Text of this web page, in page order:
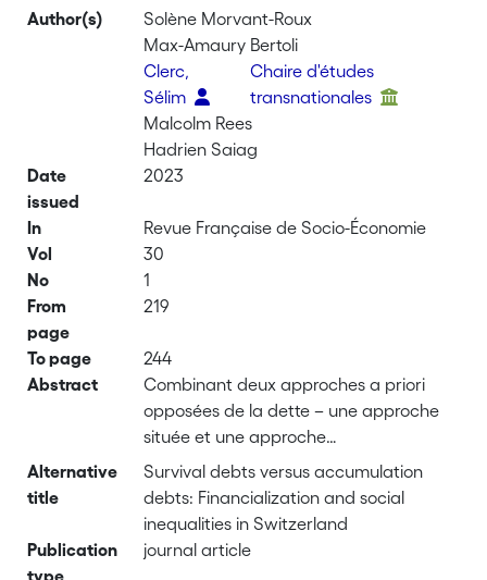
Author(s)
Solène Morvant-Roux
Max-Amaury Bertoli
Clerc,
Sélim
Chaire d'études
transnationales
Malcolm Rees
Hadrien Saiag
Date
issued
2023
In
Revue Française de Socio-Économie
Vol
30
No
1
From
page
219
To page
244
Abstract
Combinant deux approches a priori
opposées de la dette – une approche
située et une approche
homogénéisante –, l’article éclaire le
rôle de la dette dans le creusement des
inégalités socioéconomiques dans le
contexte helvétique contemporain.
Alternative
title
Survival debts versus accumulation
debts: Financialization and social
inequalities in Switzerland
Publication
type
journal article